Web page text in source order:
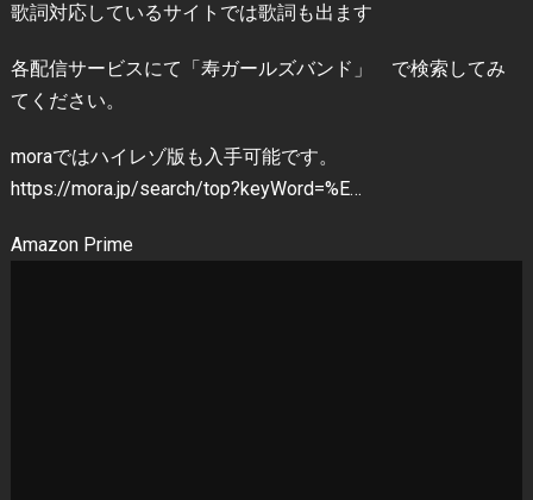
歌詞対応しているサイトでは歌詞も出ます
各配信サービスにて「寿ガールズバンド」 で検索してみ
てください。
moraではハイレゾ版も入手可能です。
https://mora.jp/search/top?keyWord=%E…
Amazon Prime